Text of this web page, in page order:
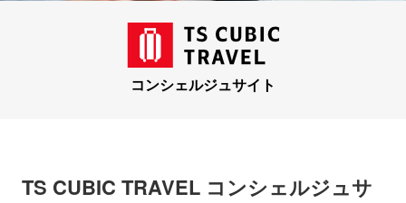
コンシェルジュサイト
TS CUBIC TRAVEL コンシェルジュサ